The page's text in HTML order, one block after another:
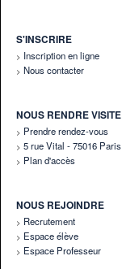
S'INSCRIRE
Inscription en ligne
Nous contacter
NOUS RENDRE VISITE
Prendre rendez-vous
5 rue Vital - 75016 Paris
Plan d'accès
NOUS REJOINDRE
Recrutement
Espace élève
Espace Professeur